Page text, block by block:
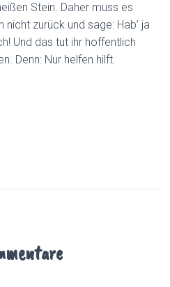
Stein. Daher muss es
zurück und sage: Hab’ ja
Und das tut ihr hoffentlich
Denn: Nur helfen hilft.